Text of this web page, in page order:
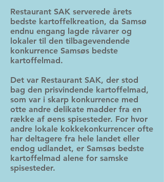
Restaurant SAK serverede årets
bedste kartoffelkreation, da Samsø
endnu engang lagde råvarer og
lokaler til den tilbagevendende
konkurrence Samsøs bedste
kartoffelmad.
Det var Restaurant SAK, der stod
bag den prisvindende kartoffelmad,
som var i skarp konkurrence med
otte andre delikate madder fra en
række af øens spisesteder. For hvor
andre lokale kokkekonkurrencer ofte
har deltagere fra hele landet eller
endog udlandet, er Samsøs bedste
kartoffelmad alene for samske
spisesteder.